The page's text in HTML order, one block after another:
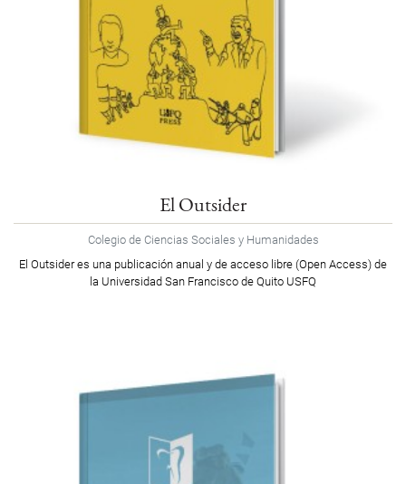
El Outsider
Colegio de Ciencias Sociales y Humanidades
El Outsider es una publicación anual y de acceso libre (Open Access) de
la Universidad San Francisco de Quito USFQ